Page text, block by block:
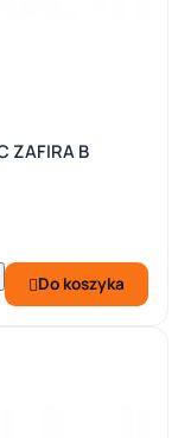
ZAFIRA B
Do koszyka